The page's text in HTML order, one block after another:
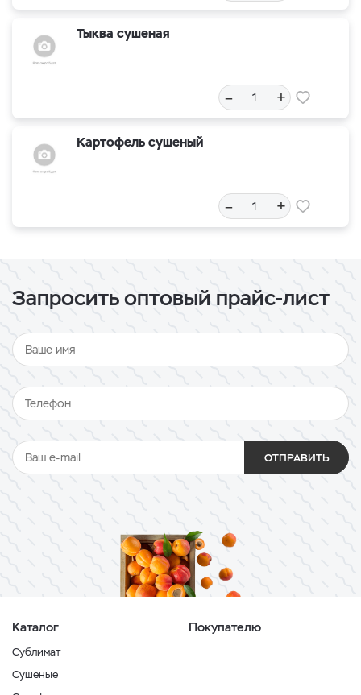
Тыква сушеная
– +
Картофель сушеный
– +
Запросить оптовый прайс-лист
ОТПРАВИТЬ
Каталог
Сублимат
Сушеные
Покупателю